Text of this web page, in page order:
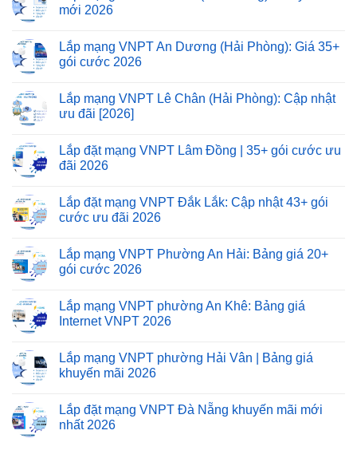
mới 2026
Lắp mạng VNPT An Dương (Hải Phòng): Giá 35+
gói cước 2026
Lắp mạng VNPT Lê Chân (Hải Phòng): Cập nhật
ưu đãi [2026]
Lắp đặt mạng VNPT Lâm Đồng | 35+ gói cước ưu
đãi 2026
Lắp đặt mạng VNPT Đắk Lắk: Cập nhật 43+ gói
cước ưu đãi 2026
Lắp mạng VNPT Phường An Hải: Bảng giá 20+
gói cước 2026
Lắp mạng VNPT phường An Khê: Bảng giá
Internet VNPT 2026
Lắp mạng VNPT phường Hải Vân | Bảng giá
khuyến mãi 2026
Lắp đặt mạng VNPT Đà Nẵng khuyến mãi mới
nhất 2026